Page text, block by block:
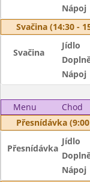
Nápoj
Svačina (14:30 -
Svačina
Jídlo
Nápoj
Menu Chod
Přesnídávka
Přesnídávka
Jídlo
Nápoj